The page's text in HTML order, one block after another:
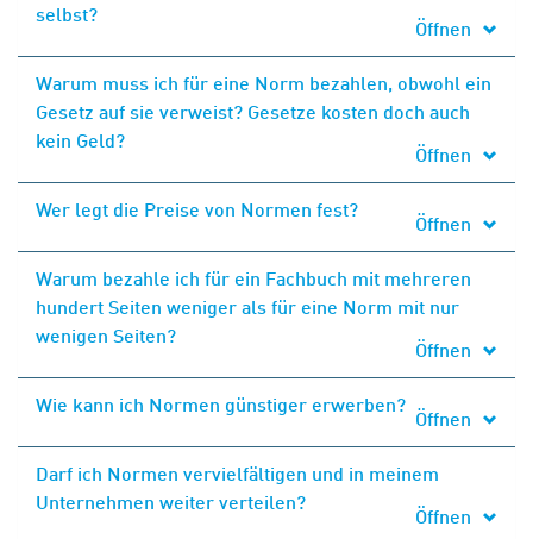
selbst?
Öffnen
Warum muss ich für eine Norm bezahlen, obwohl ein
Gesetz auf sie verweist? Gesetze kosten doch auch
kein Geld?
Öffnen
Wer legt die Preise von Normen fest?
Öffnen
Warum bezahle ich für ein Fachbuch mit mehreren
hundert Seiten weniger als für eine Norm mit nur
wenigen Seiten?
Öffnen
Wie kann ich Normen günstiger erwerben?
Öffnen
Darf ich Normen vervielfältigen und in meinem
Unternehmen weiter verteilen?
Öffnen